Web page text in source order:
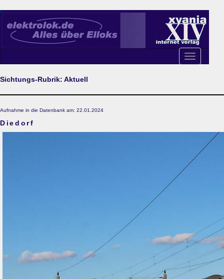
Toggle
navigation
Sichtungs-Rubrik: Aktuell
Aufnahme in die Datenbank am: 22.01.2024
Diedorf